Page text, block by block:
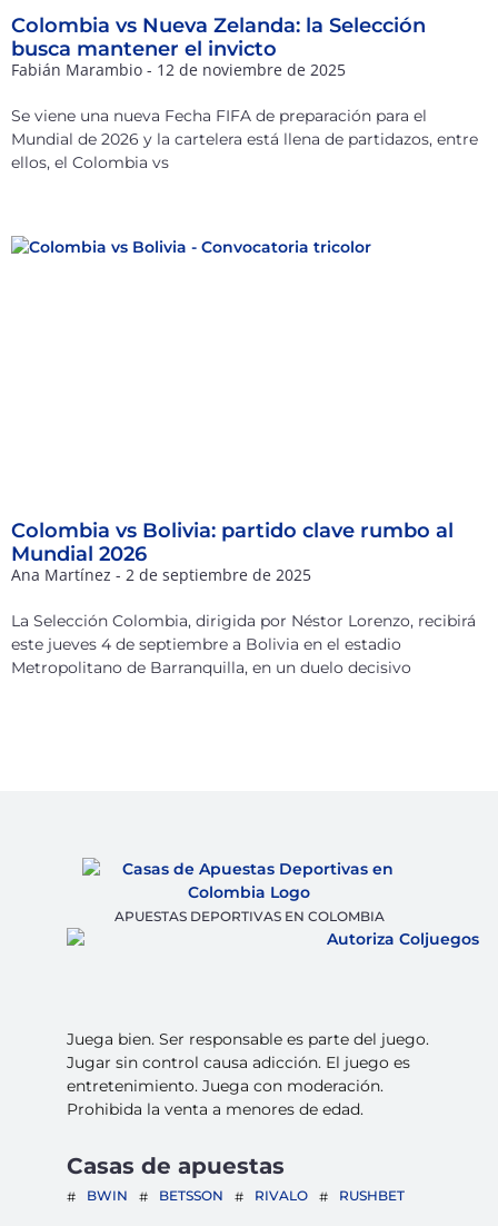
Colombia vs Nueva Zelanda: la Selección
busca mantener el invicto
Fabián Marambio 12 de noviembre de 2025
Se viene una nueva Fecha FIFA de preparación para el
Mundial de 2026 y la cartelera está llena de partidazos, entre
ellos, el Colombia vs
Colombia vs Bolivia: partido clave rumbo al
Mundial 2026
Ana Martínez 2 de septiembre de 2025
La Selección Colombia, dirigida por Néstor Lorenzo, recibirá
este jueves 4 de septiembre a Bolivia en el estadio
Metropolitano de Barranquilla, en un duelo decisivo
APUESTAS DEPORTIVAS EN COLOMBIA
Juega bien. Ser responsable es parte del juego.
Jugar sin control causa adicción. El juego es
entretenimiento. Juega con moderación.
Prohibida la venta a menores de edad.
Casas de apuestas
BWIN BETSSON RIVALO RUSHBET